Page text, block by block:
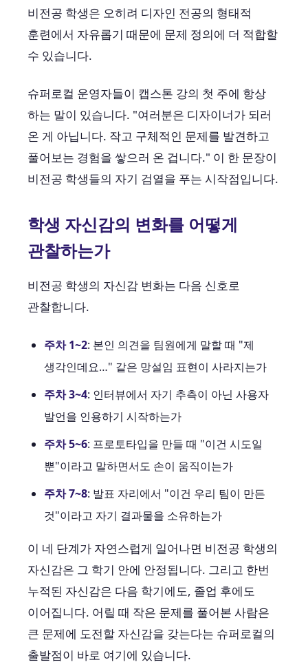
비전공 학생은 오히려 디자인 전공의 형태적
훈련에서 자유롭기 때문에 문제 정의에 더 적합할
수 있습니다.
슈퍼로컬 운영자들이 캡스톤 강의 첫 주에 항상
하는 말이 있습니다. "여러분은 디자이너가 되러
온 게 아닙니다. 작고 구체적인 문제를 발견하고
풀어보는 경험을 쌓으러 온 겁니다." 이 한 문장이
비전공 학생들의 자기 검열을 푸는 시작점입니다.
학생 자신감의 변화를 어떻게
관찰하는가
비전공 학생의 자신감 변화는 다음 신호로
관찰합니다.
주차 1~2: 본인 의견을 팀원에게 말할 때 "제
생각인데요…" 같은 망설임 표현이 사라지는가
주차 3~4: 인터뷰에서 자기 추측이 아닌 사용자
발언을 인용하기 시작하는가
주차 5~6: 프로토타입을 만들 때 "이건 시도일
뿐"이라고 말하면서도 손이 움직이는가
주차 7~8: 발표 자리에서 "이건 우리 팀이 만든
것"이라고 자기 결과물을 소유하는가
이 네 단계가 자연스럽게 일어나면 비전공 학생의
자신감은 그 학기 안에 안정됩니다. 그리고 한번
누적된 자신감은 다음 학기에도, 졸업 후에도
이어집니다. 어릴 때 작은 문제를 풀어본 사람은
큰 문제에 도전할 자신감을 갖는다는 슈퍼로컬의
출발점이 바로 여기에 있습니다.